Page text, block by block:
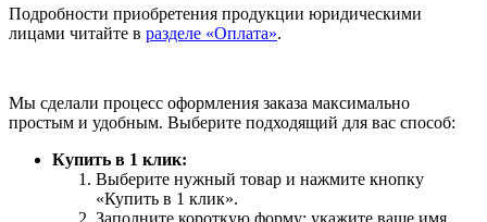
Подробности приобретения продукции юридическими
лицами читайте в разделе «Оплата».
Мы сделали процесс оформления заказа максимально
простым и удобным. Выберите подходящий для вас способ:
Купить в 1 клик:
Выберите нужный товар и нажмите кнопку
«Купить в 1 клик».
Заполните короткую форму: укажите ваше имя,